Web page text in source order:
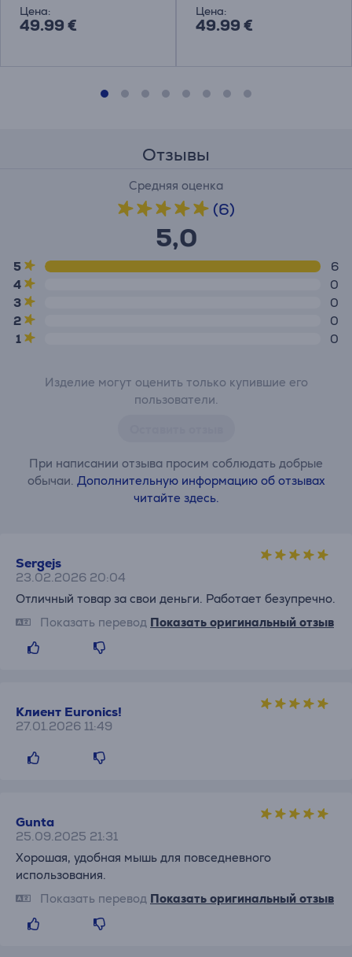
Цена:
49.99 €
Цена:
49.99 €
Отзывы
Средняя оценка
(6)
5,0
5
6
4
0
3
0
2
0
1
0
Изделие могут оценить только купившие его
пользователи.
При написании отзыва просим соблюдать добрые
обычаи. Дополнительную информацию об отзывах
читайте здесь.
Sergejs
23.02.2026 20:04
Отличный товар за свои деньги. Работает безупречно.
Показать перевод Показать оригинальный отзыв
Клиент Euronics!
27.01.2026 11:49
Gunta
25.09.2025 21:31
Хорошая, удобная мышь для повседневного
использования.
Показать перевод Показать оригинальный отзыв